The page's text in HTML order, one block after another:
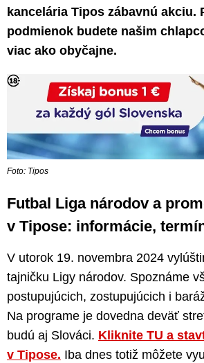
kancelária Tipos zábavnú akciu.
podmienok budete našim
viac ako obyčajne.
Foto: Tipos
Futbal Liga národov a
v Tipose: informácie,
V utorok 19. novembra 2024
tajničku Ligy národov. Spoznáme
postupujúcich, zostupujúcich i
Na programe je dovedna deväť
budú aj Slováci. Kliknite TU a
v Tipose. Iba dnes totiž môžete